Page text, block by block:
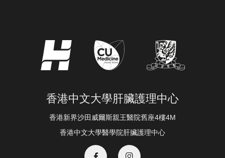
香港中文大學肝臟護理中心
香港新界沙田威爾斯親王醫院舊座4樓4M
香港中文大學醫學院肝臟護理中心